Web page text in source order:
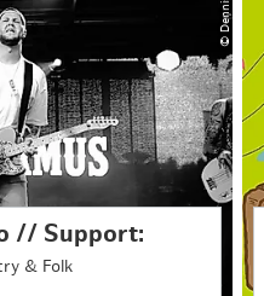
// Support:
& Folk